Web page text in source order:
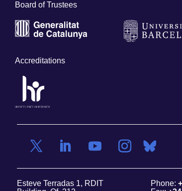
Board of Trustees
Accreditations
Esteve Terradas 1, RDIT
Phone: